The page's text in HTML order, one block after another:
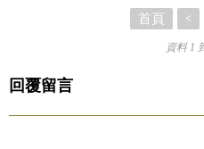
首頁 <
資料 1
回覆留言